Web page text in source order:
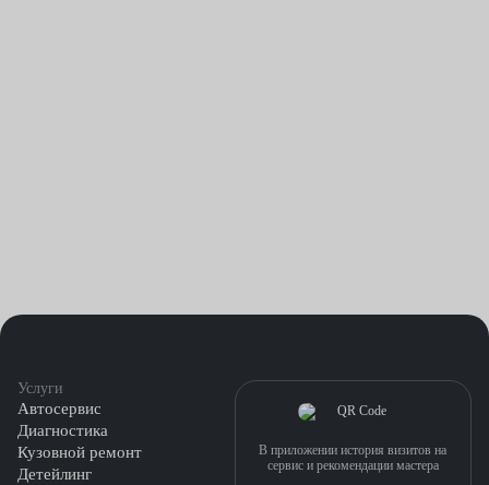
Услуги
Автосервис
Диагностика
Кузовной ремонт
Детейлинг
В приложении история визитов на
сервис и рекомендации мастера